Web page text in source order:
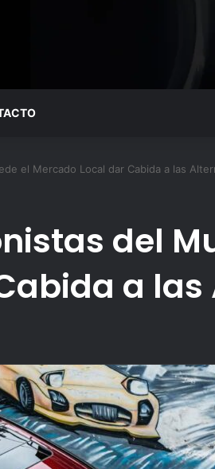
el Mercado Local dar Cabida a las
del
a